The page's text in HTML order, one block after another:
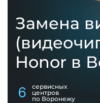
Замена
Honor в
6
сервисных
центров
по Воронежу